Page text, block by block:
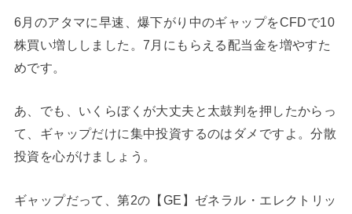
6月のアタマに早速、爆下がり中のギャップをCFDで10
株買い増ししました。7月にもらえる配当金を増やすた
めです。
あ、でも、いくらぼくが大丈夫と太鼓判を押したからっ
て、ギャップだけに集中投資するのはダメですよ。分散
投資を心がけましょう。
ギャップだって、第2の【GE】ゼネラル・エレクトリッ